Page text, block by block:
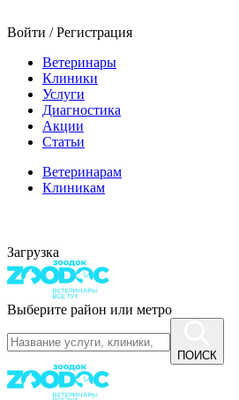
Войти / Регистрация
Ветеринары
Клиники
Услуги
Диагностика
Акции
Статьи
Ветеринарам
Клиникам
Загрузка
Выберите район или метро
ПОИСК